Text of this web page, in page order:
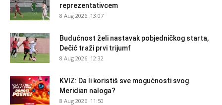
reprezentativcem
8 Aug 2026. 13:07
Budućnost želi nastavak pobjedničkog starta,
Dečić traži prvi trijumf
8 Aug 2026. 12:32
KVIZ: Da li koristiš sve mogućnosti svog
Meridian naloga?
8 Aug 2026. 11:50